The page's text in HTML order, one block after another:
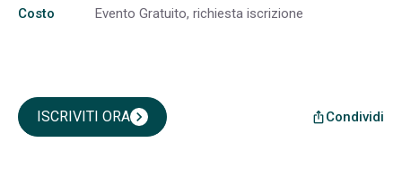
Costo Evento Gratuito, richiesta iscrizione
ISCRIVITI ORAchevron_right ios_shareCondividi